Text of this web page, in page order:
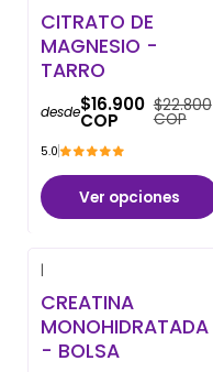
CITRATO DE
MAGNESIO -
TARRO
desde$16.900
COP
$22.800
COP
5.0
Ver opciones
|
CREATINA
MONOHIDRATADA
- BOLSA